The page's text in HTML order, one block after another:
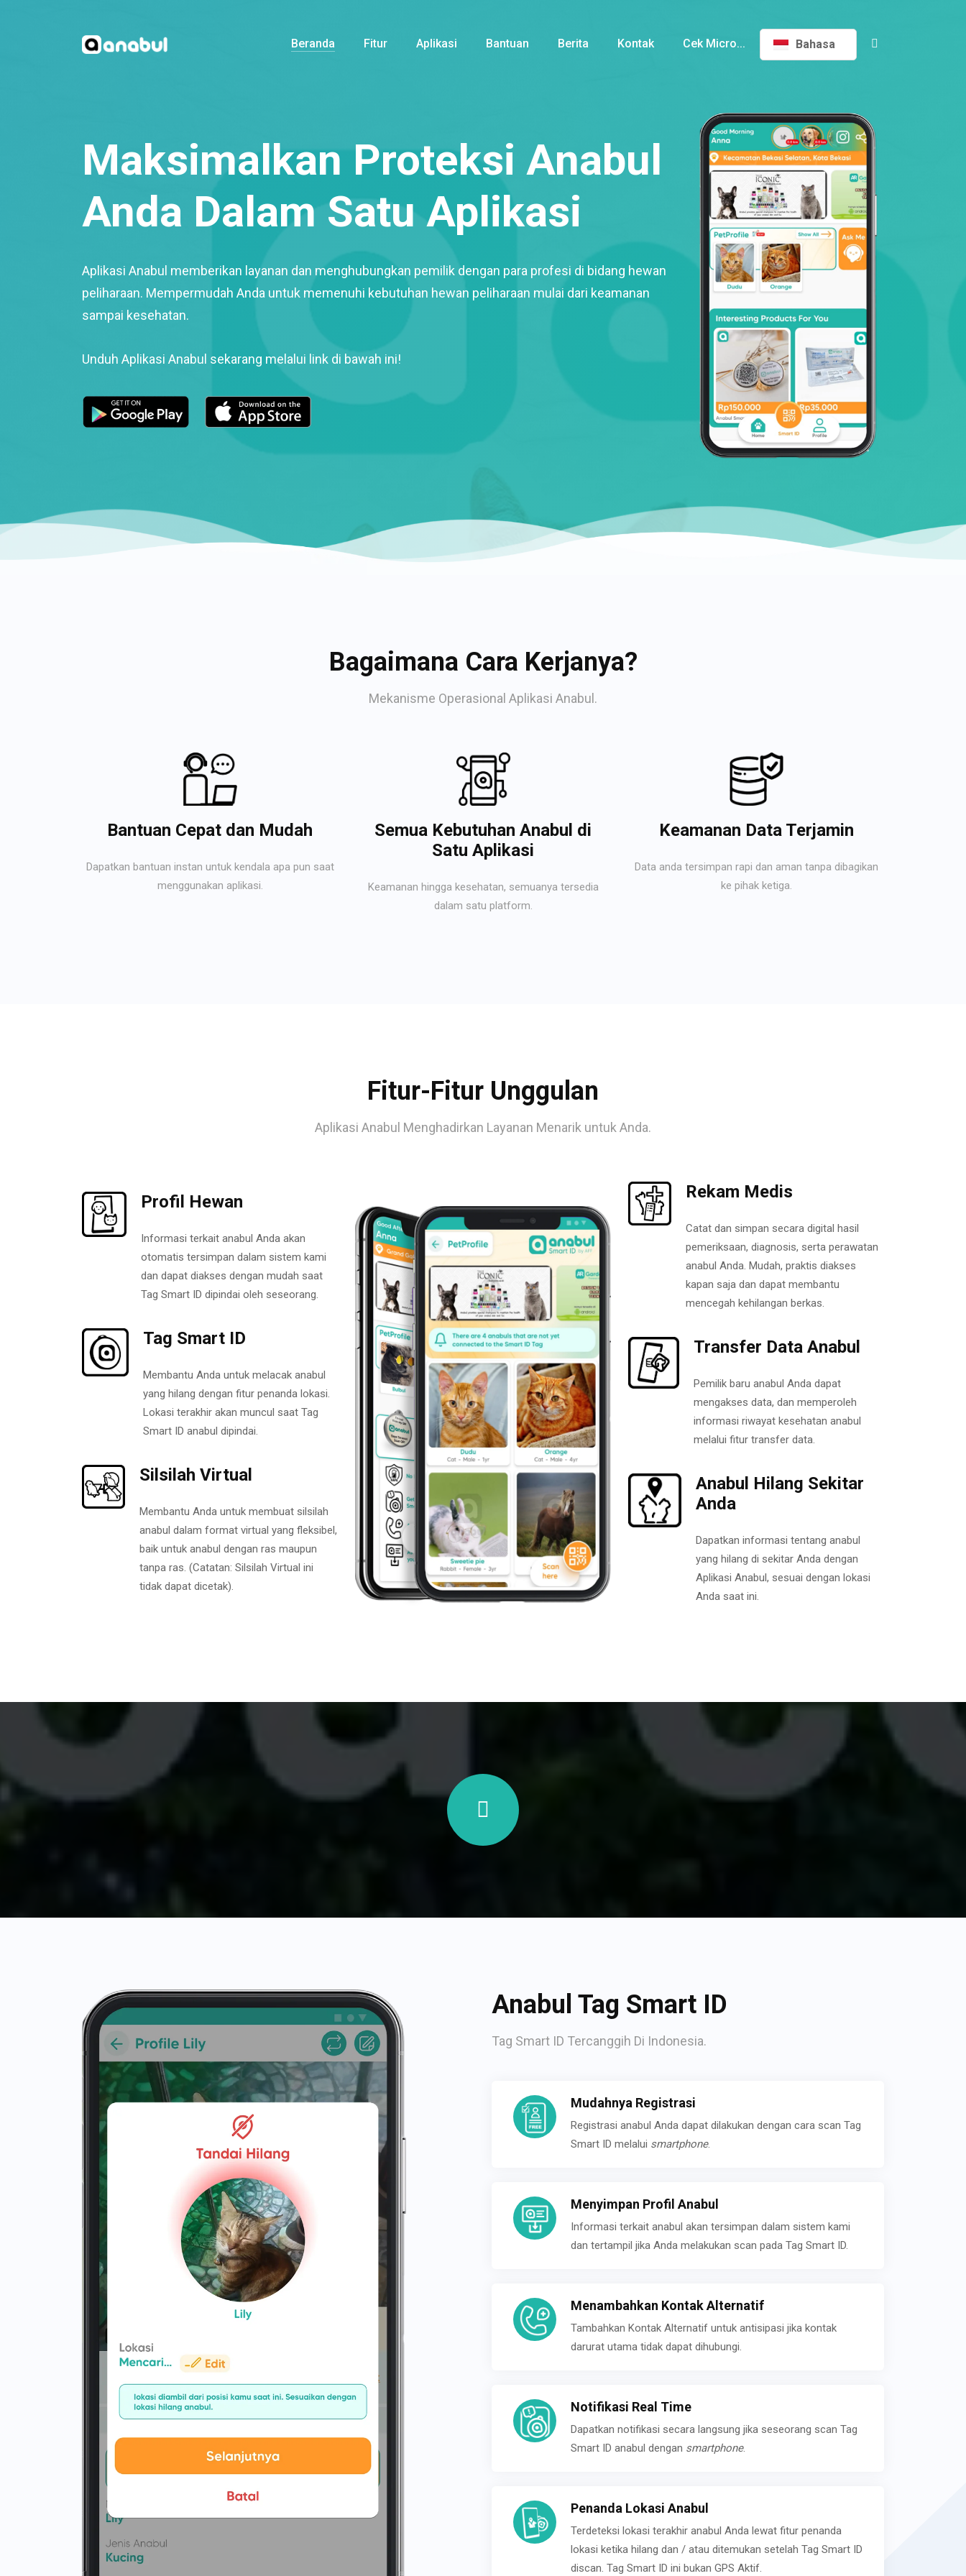
Beranda Fitur Aplikasi Bantuan Berita Kontak Cek Micro... Bahasa
Maksimalkan Proteksi Anabul
Anda Dalam Satu Aplikasi
Aplikasi Anabul memberikan layanan dan menghubungkan pemilik dengan para profesi di bidang hewan
peliharaan. Mempermudah Anda untuk memenuhi kebutuhan hewan peliharaan mulai dari keamanan
sampai kesehatan.
Unduh Aplikasi Anabul sekarang melalui link di bawah ini!
Bagaimana Cara Kerjanya?
Mekanisme Operasional Aplikasi Anabul.
Bantuan Cepat dan Mudah
Dapatkan bantuan instan untuk kendala apa pun saat
menggunakan aplikasi.
Semua Kebutuhan Anabul di
Satu Aplikasi
Keamanan hingga kesehatan, semuanya tersedia
dalam satu platform.
Keamanan Data Terjamin
Data anda tersimpan rapi dan aman tanpa dibagikan
ke pihak ketiga.
Fitur-Fitur Unggulan
Aplikasi Anabul Menghadirkan Layanan Menarik untuk Anda.
Profil Hewan
Informasi terkait anabul Anda akan
otomatis tersimpan dalam sistem kami
dan dapat diakses dengan mudah saat
Tag Smart ID dipindai oleh seseorang.
Tag Smart ID
Membantu Anda untuk melacak anabul
yang hilang dengan fitur penanda lokasi.
Lokasi terakhir akan muncul saat Tag
Smart ID anabul dipindai.
Silsilah Virtual
Membantu Anda untuk membuat silsilah
anabul dalam format virtual yang fleksibel,
baik untuk anabul dengan ras maupun
tanpa ras. (Catatan: Silsilah Virtual ini
tidak dapat dicetak).
Rekam Medis
Catat dan simpan secara digital hasil
pemeriksaan, diagnosis, serta perawatan
anabul Anda. Mudah, praktis diakses
kapan saja dan dapat membantu
mencegah kehilangan berkas.
Transfer Data Anabul
Pemilik baru anabul Anda dapat
mengakses data, dan memperoleh
informasi riwayat kesehatan anabul
melalui fitur transfer data.
Anabul Hilang Sekitar
Anda
Dapatkan informasi tentang anabul
yang hilang di sekitar Anda dengan
Aplikasi Anabul, sesuai dengan lokasi
Anda saat ini.
Anabul Tag Smart ID
Tag Smart ID Tercanggih Di Indonesia.
Mudahnya Registrasi
Registrasi anabul Anda dapat dilakukan dengan cara scan Tag
Smart ID melalui smartphone.
Menyimpan Profil Anabul
Informasi terkait anabul akan tersimpan dalam sistem kami
dan tertampil jika Anda melakukan scan pada Tag Smart ID.
Menambahkan Kontak Alternatif
Tambahkan Kontak Alternatif untuk antisipasi jika kontak
darurat utama tidak dapat dihubungi.
Notifikasi Real Time
Dapatkan notifikasi secara langsung jika seseorang scan Tag
Smart ID anabul dengan smartphone.
Penanda Lokasi Anabul
Terdeteksi lokasi terakhir anabul Anda lewat fitur penanda
lokasi ketika hilang dan / atau ditemukan setelah Tag Smart ID
discan. Tag Smart ID ini bukan GPS Aktif.